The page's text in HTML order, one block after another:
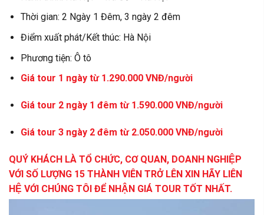
Thời gian: 2 Ngày 1 Đêm, 3 ngày 2 đêm
Điểm xuất phát/Kết thúc: Hà Nội
Phương tiện: Ô tô
Giá tour 1 ngày từ 1.290.000 VNĐ/người
Giá tour 2 ngày 1 đêm từ 1.590.000 VNĐ/người
Giá tour 3 ngày 2 đêm từ 2.050.000 VNĐ/người
QUÝ KHÁCH LÀ TỔ CHỨC, CƠ QUAN, DOANH NGHIỆP
VỚI SỐ LƯỢNG 15 THÀNH VIÊN TRỞ LÊN XIN HÃY LIÊN
HỆ VỚI CHÚNG TÔI ĐỂ NHẬN GIÁ TOUR TỐT NHẤT.